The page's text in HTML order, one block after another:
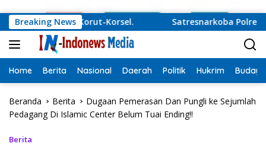
Breaking News
Juru Damai Korut-Korsel. Satresnarkoba Polres
Home Berita Nasional Daerah Politik Hukrim Budaya
Beranda Berita
Dugaan Pemerasan Dan Pungli ke Sejumlah
Pedagang Di Islamic Center Belum Tuai Ending!!
Berita